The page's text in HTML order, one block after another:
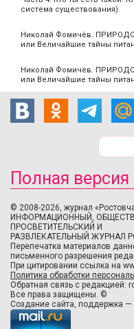
система существования).
Николай Фомичёв.
или Величайшие тайны
Николай Фомичёв.
или Величайшие тайны
Полная версия
© 2008-2026, журнал
ИНФОРМАЦИОННЫЙ,
ПРОСВЕТИТЕЛЬСКИЙ И
РАЗВЛЕКАТЕЛЬНЫЙ ЖУРНАЛ
Перепечатка материалов
письменного разрешения
При цитировании ссылка на
Политика обработки
Обратная связь с редакцией:
Все права защищены. ©
Создание сайта поддержка —